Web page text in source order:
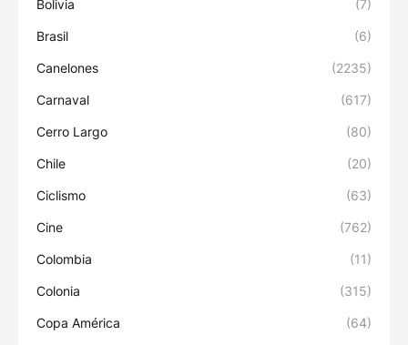
Bolivia (7)
Brasil (6)
Canelones (2235)
Carnaval (617)
Cerro Largo (80)
Chile (20)
Ciclismo (63)
Cine (762)
Colombia (11)
Colonia (315)
Copa América (64)